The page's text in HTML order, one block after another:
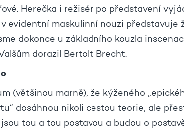
Herečka i režisér po představení
evidentní maskulinní nouzi představuje
dokonce u základního kouzla
dorazil Bertolt Brecht.
(většinou marně), že kýženého
dosáhnou nikoli cestou teorie, ale
tou a tou postavou a budou o